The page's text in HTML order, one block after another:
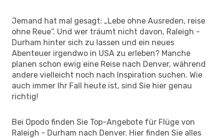
Jemand hat mal gesagt: „Lebe ohne Ausreden, reise
ohne Reue“. Und wer träumt nicht davon, Raleigh -
Durham hinter sich zu lassen und ein neues
Abenteuer irgendwo in USA zu erleben? Manche
planen schon ewig eine Reise nach Denver, während
andere vielleicht noch nach Inspiration suchen. Wie
auch immer Ihr Fall heute ist, sind Sie hier genau
richtig!
Bei Opodo finden Sie Top-Angebote für Flüge von
Raleigh - Durham nach Denver. Hier finden Sie alles